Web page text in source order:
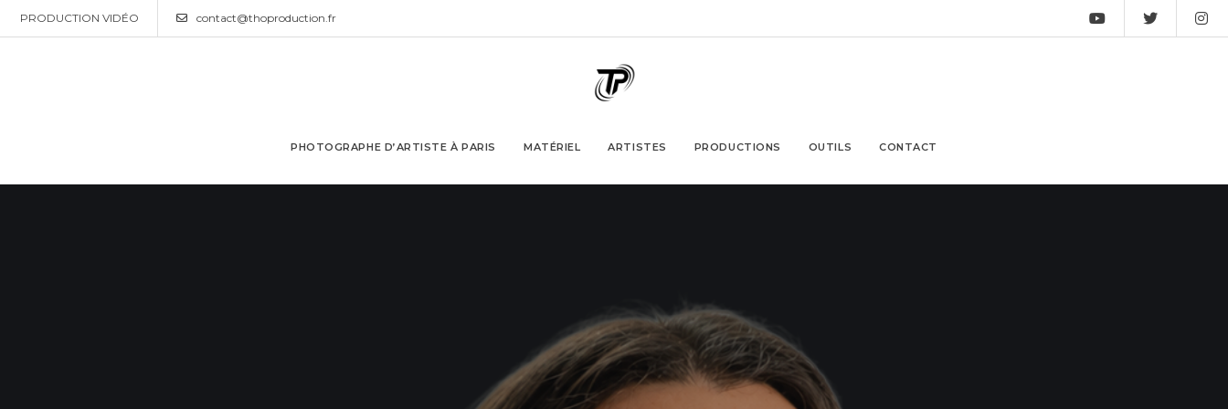
PRODUCTION VIDÉO contact@thoproduction.fr
PHOTOGRAPHE D’ARTISTE À PARIS MATÉRIEL ARTISTES PRODUCTIONS OUTILS CONTACT